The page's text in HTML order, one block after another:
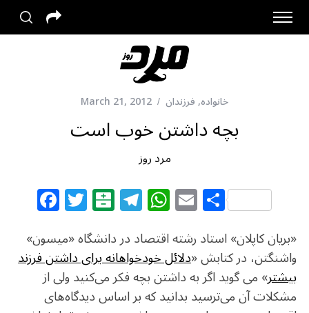
خانواده,فرزندان March 21, 2012
بچه داشتن خوب است
مرد روز
F
a
c
e
b
T
w
itt
e
r
B
al
at
ar
in
T
el
e
g
ra
W
h
at
s
A
E
m
ai
l
S
h
ar
e
«بریان کاپلان» استاد رشته اقتصاد در دانشگاه «میسون»
واشنگتن، در کتابش «دلائل خودخواهانه برای داشتن فرزند
بیشتر» می گوید اگر به داشتن بچه فکر می‌کنید ولی از
مشکلات آن می‌ترسید بدانید که بر اساس دیدگاه‌های